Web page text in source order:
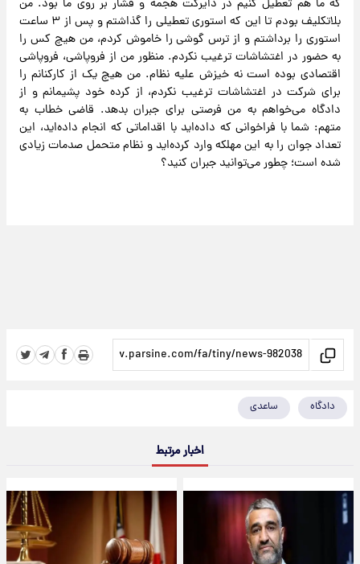
که ما هم تعطیل کنیم در دایرکت هجمه و فشار بر روی ما بود. من
بلاتکلیف بودم تا این که استوری تعطیلی را گذاشتم و پس از ۳ ساعت
استوری را برداشتم و از ترس گوشی را خاموش کردم، من هیچ کس را
به حضور در اغتشاشات ترغیب نکردم. منظور من از فروپاشی، فروپاشی
اقتصادی بوده است نه خیزش علیه نظام. من هیچ یک از کارکنانم را
برای شرکت در اغتشاشات ترغیب نکردم، از کرده خود پشیمانم و از
دادگاه می‌خواهم به من فرصتی برای جبران بدهد. قاضی خطاب به
متهم: شما با فراخوانی که داده‌اید با اقداماتی که انجام داده‌اید، این
تعداد جوان را به این مهلکه وارد کرده‌اید و نظام متحمل صدمات زیادی
شده است؛ چطور می‌توانید جبران کنید؟
دادگاه ساعدی
اخبار مرتبط